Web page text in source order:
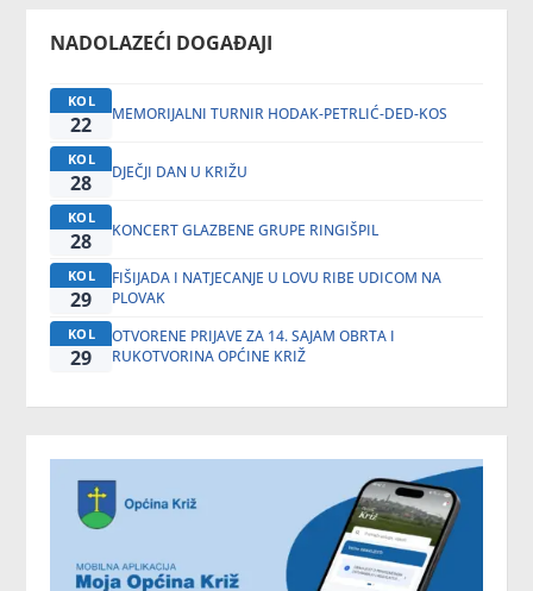
NADOLAZEĆI DOGAĐAJI
KOL
22 MEMORIJALNI TURNIR HODAK-PETRLIĆ-DED-KOS
KOL
28 DJEČJI DAN U KRIŽU
KOL
28 KONCERT GLAZBENE GRUPE RINGIŠPIL
KOL
29
FIŠIJADA I NATJECANJE U LOVU RIBE UDICOM NA
PLOVAK
KOL
29
OTVORENE PRIJAVE ZA 14. SAJAM OBRTA I
RUKOTVORINA OPĆINE KRIŽ